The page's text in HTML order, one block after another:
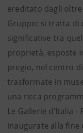
ereditato dagli
Gruppo: si tratta di
significative tra
proprietà, esposte
pregio, nel centro
trasformate in
una ricca
Le Gallerie d’Italia
inaugurate alla fine